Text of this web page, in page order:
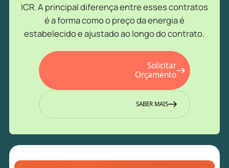
ICR. A principal diferença entre esses contratos
é a forma como o preço da energia é
estabelecido e ajustado ao longo do contrato.
Solicitar
Orçamento
SABER MAIS